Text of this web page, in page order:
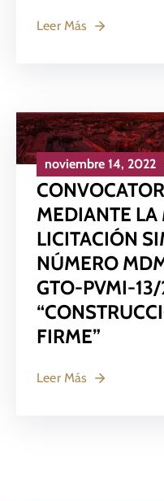
Leer Más
noviembre 14, 2022
MEDIANTE
LICITACIÓN
NÚMERO
GTO-PVMI-
FIRME”
Leer Más